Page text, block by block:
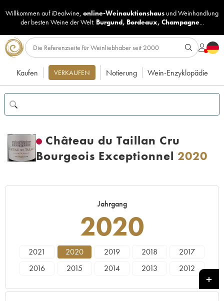
Willkommen auf iDealwine, online-Weinauktionshaus undWeinhandlung
der besten Weine der Welt: Burgund, Bordeaux, Champagne...
Kaufen VERKAUFEN Notierung Wein-Enzyklopädie
Château du Taillan Cru
Bourgeois Exceptionnel 2020
Jahrgang
2020
2021 2020 2019 2018
2017
2016
2015 2014 2013
2012